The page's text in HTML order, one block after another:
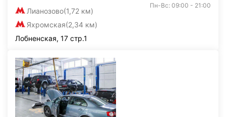
Лианозово(1,72 км)
Яхромская(2,34 км)
Пн-Вс: 09:00 - 21:00
Лобненская, 17 стр.1